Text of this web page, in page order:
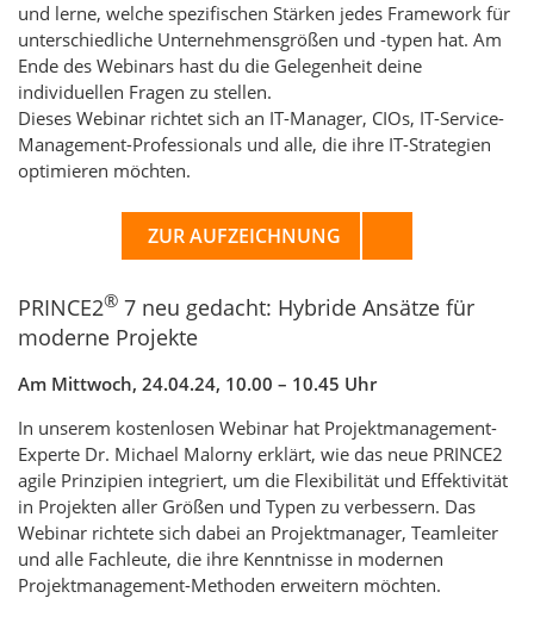
und lerne, welche spezifischen Stärken jedes Framework für
unterschiedliche Unternehmensgrößen und -typen hat. Am
Ende des Webinars hast du die Gelegenheit deine
individuellen Fragen zu stellen.
Dieses Webinar richtet sich an IT-Manager, CIOs, IT-Service-
Management-Professionals und alle, die ihre IT-Strategien
optimieren möchten.
ZUR AUFZEICHNUNG
PRINCE2® 7 neu gedacht: Hybride Ansätze für
moderne Projekte
Am Mittwoch, 24.04.24, 10.00 – 10.45 Uhr
In unserem kostenlosen Webinar hat Projektmanagement-
Experte Dr. Michael Malorny erklärt, wie das neue PRINCE2
agile Prinzipien integriert, um die Flexibilität und Effektivität
in Projekten aller Größen und Typen zu verbessern. Das
Webinar richtete sich dabei an Projektmanager, Teamleiter
und alle Fachleute, die ihre Kenntnisse in modernen
Projektmanagement-Methoden erweitern möchten.